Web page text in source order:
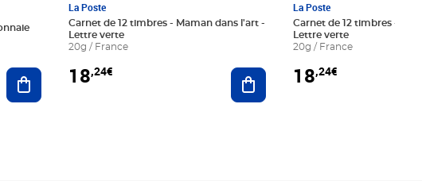
Ajouter au panier
La Poste
Carnet de 12 timbres - Maman dans l'art -
Lettre verte
20g / France
18,24€ Ajouter au panier
La Poste
Carnet de 12 timbres - Le
Lettre verte
20g / France
18,24€